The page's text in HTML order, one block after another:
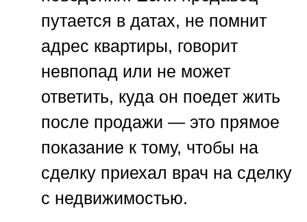
путается в датах, не помнит
адрес квартиры, говорит
невпопад или не может
ответить, куда он поедет жить
после продажи — это прямое
показание к тому, чтобы на
сделку приехал врач на сделку
с недвижимостью.